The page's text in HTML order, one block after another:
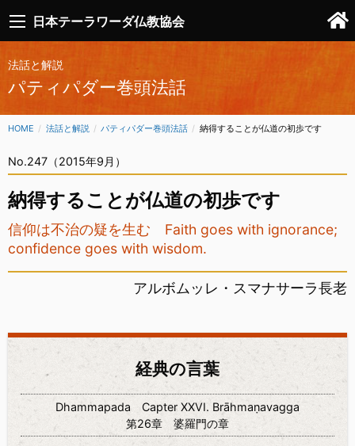
日本テーラワーダ仏教協会
法話と解説
パティパダー巻頭法話
HOME 法話と解説 パティパダー巻頭法話 CURRENT:
納得することが仏道の初歩です
No.247（2015年9月）
納得することが仏道の初歩です
信仰は不治の疑を生む Faith goes with ignorance;
confidence goes with wisdom.
アルボムッレ・スマナサーラ長老
経典の言葉
Dhammapada Capter XXVI. Brāhmaṇavagga
第26章 婆羅門の章